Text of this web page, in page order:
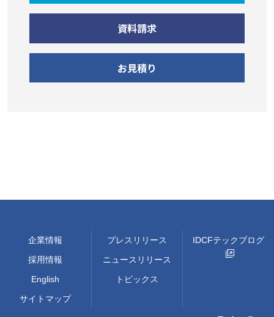
資料請求
お見積り
企業情報
採用情報
English
サイトマップ
プレスリリース
ニュースリリース
トピックス
IDCFテックブログ